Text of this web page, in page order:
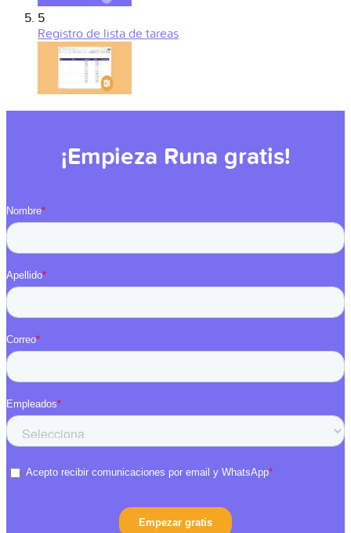
5
Registro de lista de tareas
¡Empieza Runa gratis!